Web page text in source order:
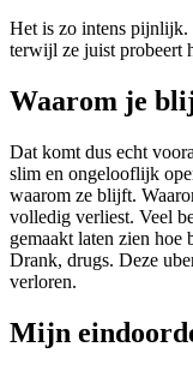
Het is zo intens pijnlijk.
terwijl ze juist probeert
Waarom je
Dat komt dus echt
slim en ongelooflijk
waarom ze blijft.
volledig verliest. Veel
gemaakt laten zien hoe
Drank, drugs. Deze
verloren.
Mijn